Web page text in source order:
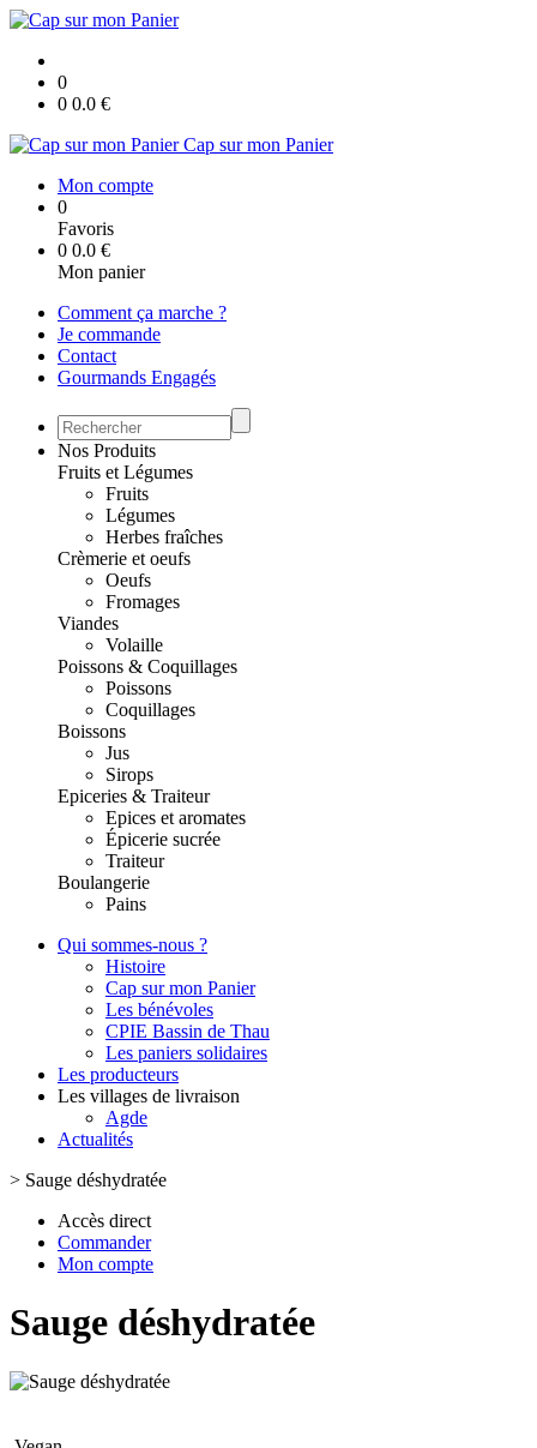
0
0 0.0 €
Cap sur mon Panier
Mon compte
0
Favoris
0 0.0 €
Mon panier
Comment ça marche ?
Je commande
Contact
Gourmands Engagés
Nos Produits
Fruits et Légumes
Fruits
Légumes
Herbes fraîches
Crèmerie et oeufs
Oeufs
Fromages
Viandes
Volaille
Poissons & Coquillages
Poissons
Coquillages
Boissons
Jus
Sirops
Epiceries & Traiteur
Epices et aromates
Épicerie sucrée
Traiteur
Boulangerie
Pains
Qui sommes-nous ?
Histoire
Cap sur mon Panier
Les bénévoles
CPIE Bassin de Thau
Les paniers solidaires
Les producteurs
Les villages de livraison
Agde
Actualités
> Sauge déshydratée
Accès direct
Commander
Mon compte
Sauge déshydratée